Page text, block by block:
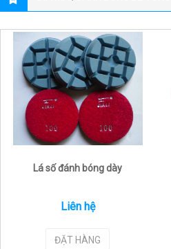
Lá số đánh bóng dày
Liên hệ
ĐẶT HÀNG